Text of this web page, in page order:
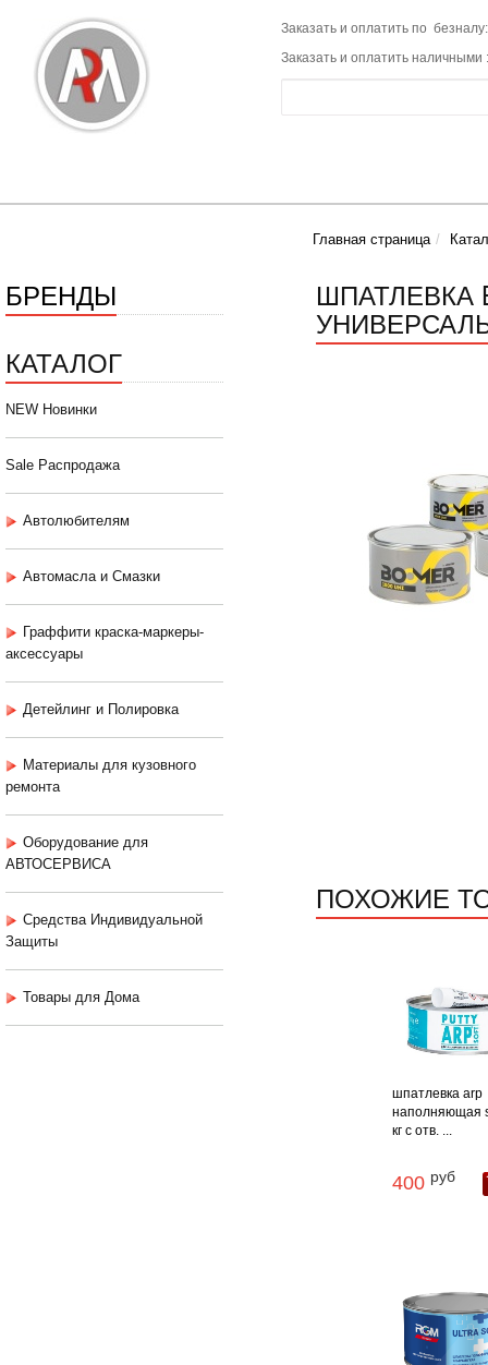
Заказать и оплатить по
Заказать и оплатить наличными
Главная страница
БРЕНДЫ
КАТАЛОГ
NEW Новинки
Sale Распродажа
Автолюбителям
Автомасла и Смазки
Граффити краска-маркеры-
аксессуары
Детейлинг и Полировка
Материалы для кузовного
ремонта
Оборудование для
АВТОСЕРВИСА
Средства Индивидуальной
Защиты
Товары для Дома
ШПАТЛЕВКА
ПОХОЖИЕ
шпатлевка arp
наполняющая
кг с отв. ...
400 руб